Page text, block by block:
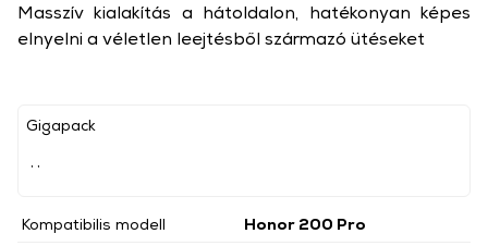
Gigapack
Kompatibilis modell
Honor 200 Pro
Masszív kialakítás a hátoldalon, hatékonyan képes
elnyelni a véletlen leejtésből származó ütéseket